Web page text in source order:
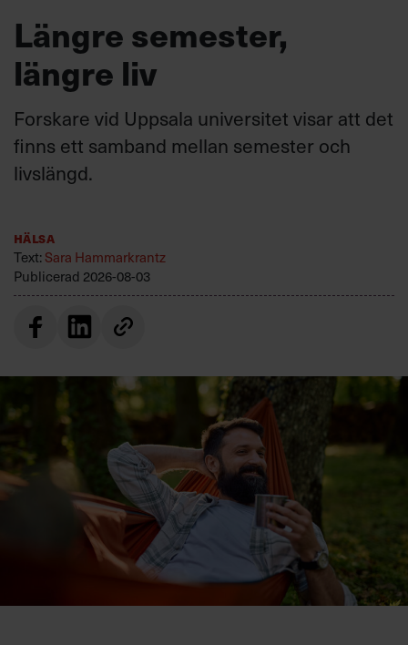
Längre semester,
längre liv
Forskare vid Uppsala universitet visar att det
finns ett samband mellan semester och
livslängd.
Hälsa
Text: Sara Hammarkrantz
Publicerad 2026-08-03